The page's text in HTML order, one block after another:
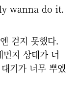
wanna do it.
걷지 못했다.
지 상태가 너
기가 너무 뿌옜